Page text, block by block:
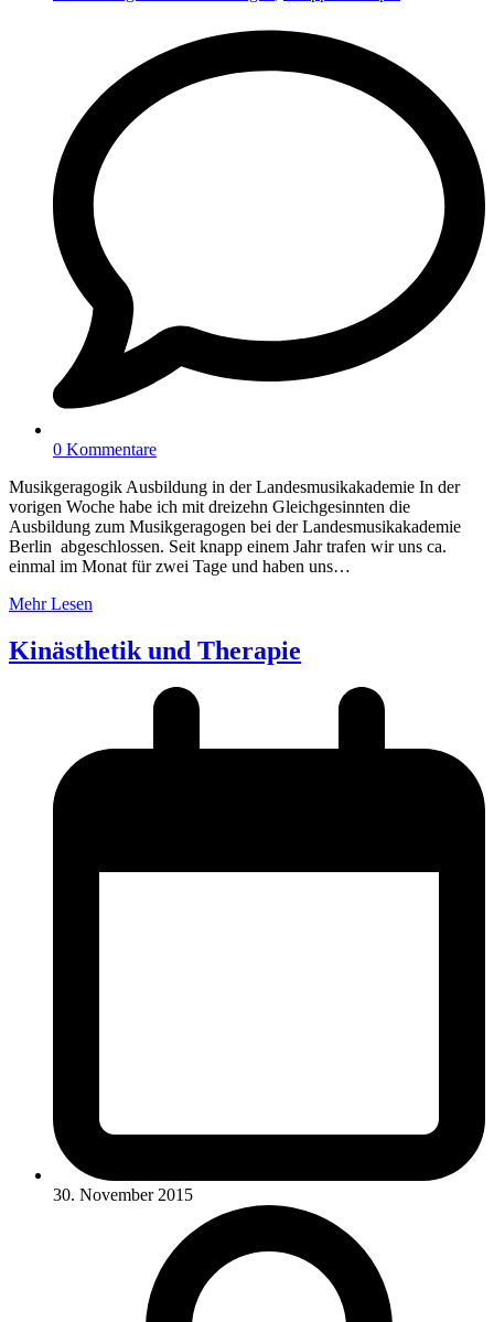
0 Kommentare
Musikgeragogik Ausbildung in der Landesmusikakademie In der
vorigen Woche habe ich mit dreizehn Gleichgesinnten die
Ausbildung zum Musikgeragogen bei der Landesmusikakademie
Berlin abgeschlossen. Seit knapp einem Jahr trafen wir uns ca.
einmal im Monat für zwei Tage und haben uns…
Mehr Lesen
Kinästhetik und Therapie
30. November 2015